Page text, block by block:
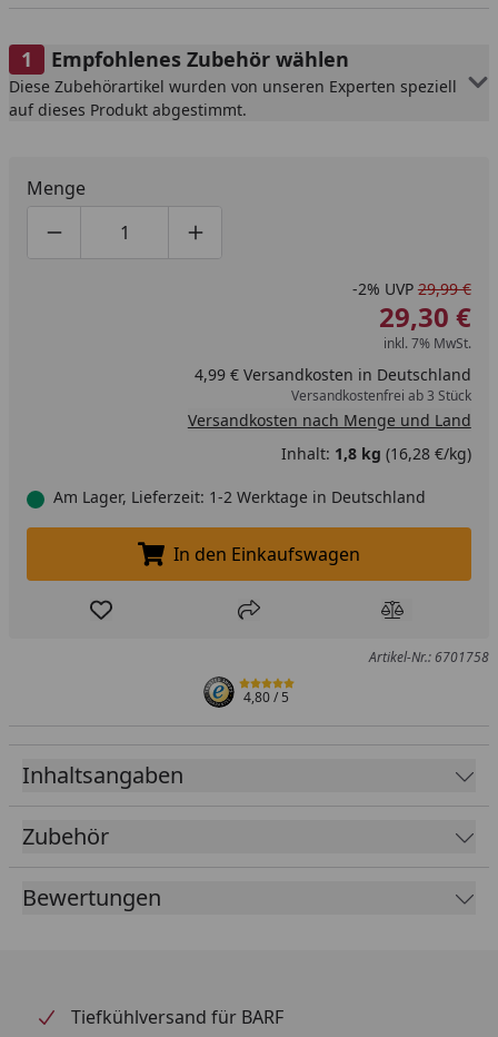
Empfohlenes Zubehör wählen
Diese Zubehörartikel wurden von unseren Experten speziell
auf dieses Produkt abgestimmt.
Menge
Produktmenge um eins verringern
Produktmenge manuell eingeben
Produktmenge um eins erhöhen
-2% UVP 29,99 €
29,30 €
inkl. 7% MwSt.
4,99 € Versandkosten in Deutschland
Versandkostenfrei ab 3 Stück
Versandkosten nach Menge und Land
Inhalt: 1,8 kg (16,28 €/kg)
Am Lager, Lieferzeit: 1-2 Werktage in Deutschland
In den Einkaufswagen legen
In den Einkaufswagen
Produkt zur Wunschliste hinzufügen
Teilen Produkt
Artikel-Nr.: 6701758
4,80/ 5
Inhaltsangaben
Zubehör
Bewertungen
Tiefkühlversand für BARF